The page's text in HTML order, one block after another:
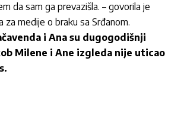
da sam ga prevazišla. – govorila je
za medije o braku sa Srđanom.
i Ana su dugogodišnji
Milene i Ane izgleda nije uticao